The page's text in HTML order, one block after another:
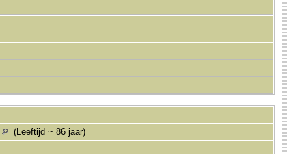
(Leeftijd ~ 86 jaar)